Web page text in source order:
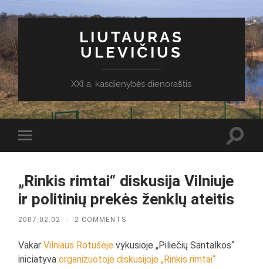
LIUTAURAS
ULEVIČIUS
XXI a. kasdienybės dienoraštis
Toggle
mobile
„Rinkis rimtai“ diskusija Vilniuje
ir politinių prekės ženklų ateitis
2007.02.02 / 2 COMMENTS
VakarVilniaus Rotušėje vykusioje „Piliečių Santalkos“
iniciatyvaorganizuotoje diskusijoje „Rinkis rimtai“